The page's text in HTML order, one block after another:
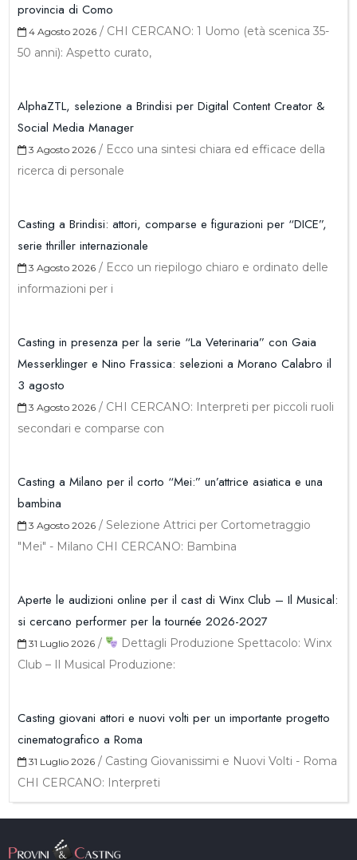
provincia di Como
4 Agosto 2026 / CHI CERCANO: 1 Uomo (età scenica 35-
50 anni): Aspetto curato,
AlphaZTL, selezione a Brindisi per Digital Content Creator &
Social Media Manager
3 Agosto 2026 / Ecco una sintesi chiara ed efficace della
ricerca di personale
Casting a Brindisi: attori, comparse e figurazioni per “DICE”,
serie thriller internazionale
3 Agosto 2026 / Ecco un riepilogo chiaro e ordinato delle
informazioni per i
Casting in presenza per la serie “La Veterinaria” con Gaia
Messerklinger e Nino Frassica: selezioni a Morano Calabro il
3 agosto
3 Agosto 2026 / CHI CERCANO: Interpreti per piccoli ruoli
secondari e comparse con
Casting a Milano per il corto “Mei:” un’attrice asiatica e una
bambina
3 Agosto 2026 / Selezione Attrici per Cortometraggio
"Mei" - Milano CHI CERCANO: Bambina
Aperte le audizioni online per il cast di Winx Club – Il Musical:
si cercano performer per la tournée 2026-2027
31 Luglio 2026 /
Dettagli Produzione Spettacolo: Winx
Club – Il Musical Produzione:
Casting giovani attori e nuovi volti per un importante progetto
cinematografico a Roma
31 Luglio 2026 / Casting Giovanissimi e Nuovi Volti - Roma
CHI CERCANO: Interpreti